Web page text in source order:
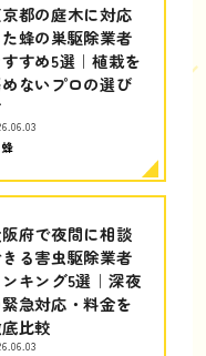
都の庭木に対応
た蜂の巣駆除業者
すめ5選｜植栽を
ないプロの選び
蜂
府で夜間に相談
る害虫駆除業者
ンキング5選｜深夜
急対応・料金を
比較